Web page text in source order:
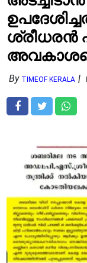
ശ്രീധരൻ
By TIMEOF KERALA